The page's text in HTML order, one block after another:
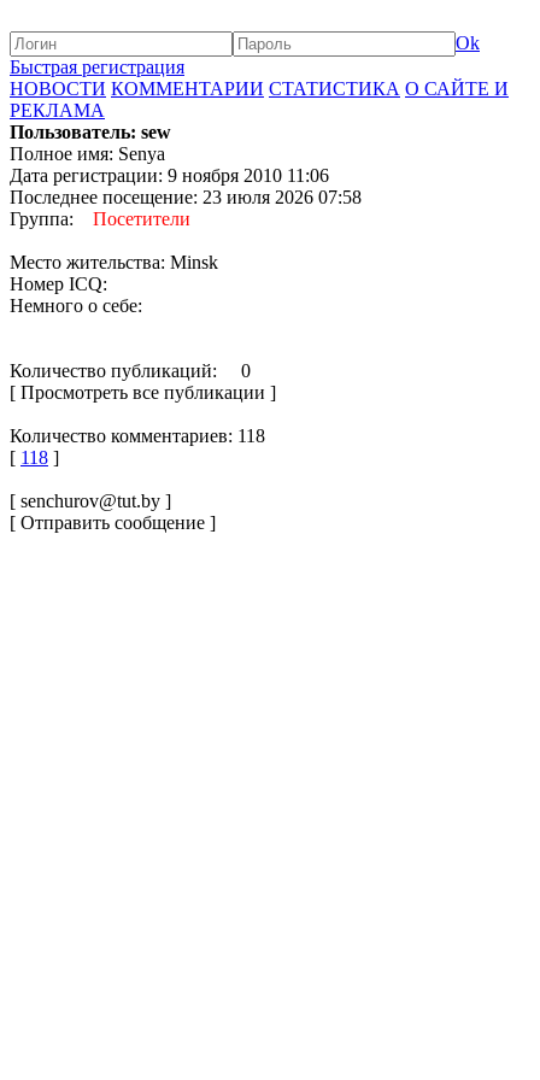
Ok
Быстрая регистрация
НОВОСТИ КОММЕНТАРИИ СТАТИСТИКА О САЙТЕ И
РЕКЛАМА
Пользователь: sew
Полное имя: Senya
Дата регистрации: 9 ноября 2010 11:06
Последнее посещение: 23 июля 2026 07:58
Группа: Посетители
Место жительства: Minsk
Номер ICQ:
Немного о себе:
Количество публикаций: 0
[ Просмотреть все публикации ]
Количество комментариев: 118
[ 118 ]
[ senchurov@tut.by ]
[ Отправить сообщение ]